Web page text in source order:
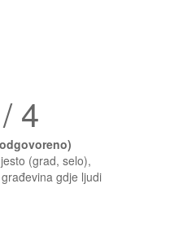
4
(grad, selo),
gdje ljudi